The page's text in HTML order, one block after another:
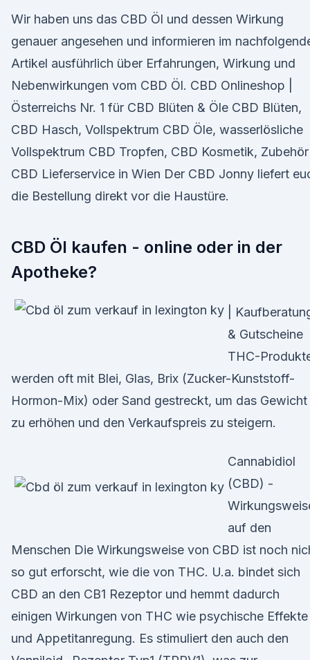
Wir haben uns das CBD Öl und dessen Wirkung
genauer angesehen und informieren im
Artikel ausführlich über Erfahrungen, Wirkung und
Nebenwirkungen vom CBD Öl. CBD Onlineshop |
Österreichs Nr. 1 für CBD Blüten & Öle CBD Blüten,
CBD Hasch, Vollspektrum CBD Öle, wasserlösliche
Vollspektrum CBD Tropfen, CBD Kosmetik, Zubehör
CBD Lieferservice in Wien Der CBD Jonny liefert
die Bestellung direkt vor die Haustüre.
CBD Öl kaufen - online oder in der
Apotheke?
|
& Gutscheine
THC-
werden oft mit Blei, Glas, Brix (Zucker-Kunststoff-
Hormon-Mix) oder Sand gestreckt, um das Gewicht
zu erhöhen und den Verkaufspreis zu steigern.
Cannabidiol
(CBD) -
auf den
Menschen Die Wirkungsweise von CBD ist noch
so gut erforscht, wie die von THC. U.a. bindet sich
CBD an den CB1 Rezeptor und hemmt dadurch
einigen Wirkungen von THC wie psychische Effekte
und Appetitanregung. Es stimuliert den auch den